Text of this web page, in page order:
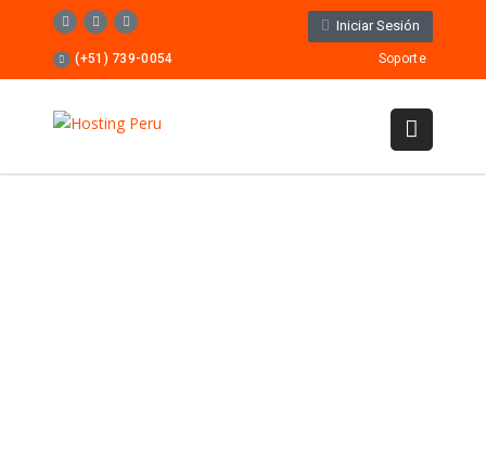
Iniciar Sesión
(+51) 739-0054 Soporte